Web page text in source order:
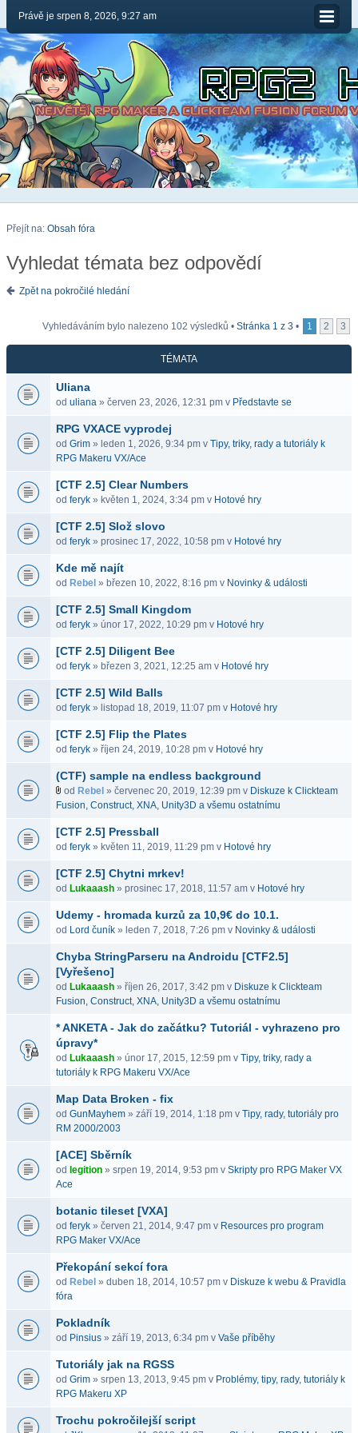
Právě je srpen 8, 2026, 9:27 am
Přejít na: Obsah fóra
Vyhledat témata bez odpovědí
Zpět na pokročilé hledání
Vyhledáváním bylo nalezeno 102 výsledků • Stránka 1 z 3 • 1 2 3
TÉMATA
Uliana
od uliana » červen 23, 2026, 12:31 pm v Představte se
RPG VXACE vyprodej
od Grim » leden 1, 2026, 9:34 pm v Tipy, triky, rady a tutoriály k
RPG Makeru VX/Ace
[CTF 2.5] Clear Numbers
od feryk » květen 1, 2024, 3:34 pm v Hotové hry
[CTF 2.5] Slož slovo
od feryk » prosinec 17, 2022, 10:58 pm v Hotové hry
Kde mě najít
od Rebel » březen 10, 2022, 8:16 pm v Novinky & události
[CTF 2.5] Small Kingdom
od feryk » únor 17, 2022, 10:29 pm v Hotové hry
[CTF 2.5] Diligent Bee
od feryk » březen 3, 2021, 12:25 am v Hotové hry
[CTF 2.5] Wild Balls
od feryk » listopad 18, 2019, 11:07 pm v Hotové hry
[CTF 2.5] Flip the Plates
od feryk » říjen 24, 2019, 10:28 pm v Hotové hry
(CTF) sample na endless background
od Rebel » červenec 20, 2019, 12:39 pm v Diskuze k Clickteam
Fusion, Construct, XNA, Unity3D a všemu ostatnímu
[CTF 2.5] Pressball
od feryk » květen 11, 2019, 11:29 pm v Hotové hry
[CTF 2.5] Chytni mrkev!
od Lukaaash » prosinec 17, 2018, 11:57 am v Hotové hry
Udemy - hromada kurzů za 10,9€ do 10.1.
od Lord čuník » leden 7, 2018, 7:26 pm v Novinky & události
Chyba StringParseru na Androidu [CTF2.5]
[Vyřešeno]
od Lukaaash » říjen 26, 2017, 3:42 pm v Diskuze k Clickteam
Fusion, Construct, XNA, Unity3D a všemu ostatnímu
* ANKETA - Jak do začátku? Tutoriál - vyhrazeno pro
úpravy*
od Lukaaash » únor 17, 2015, 12:59 pm v Tipy, triky, rady a
tutoriály k RPG Makeru VX/Ace
Map Data Broken - fix
od GunMayhem » září 19, 2014, 1:18 pm v Tipy, rady, tutoriály pro
RM 2000/2003
[ACE] Sběrník
od legition » srpen 19, 2014, 9:53 pm v Skripty pro RPG Maker VX
Ace
botanic tileset [VXA]
od feryk » červen 21, 2014, 9:47 pm v Resources pro program
RPG Maker VX/Ace
Překopání sekcí fora
od Rebel » duben 18, 2014, 10:57 pm v Diskuze k webu & Pravidla
fóra
Pokladník
od Pinsius » září 19, 2013, 6:34 pm v Vaše příběhy
Tutoriály jak na RGSS
od Grim » srpen 13, 2013, 9:45 pm v Problémy, tipy, rady, tutoriály k
RPG Makeru XP
Trochu pokročilejší script